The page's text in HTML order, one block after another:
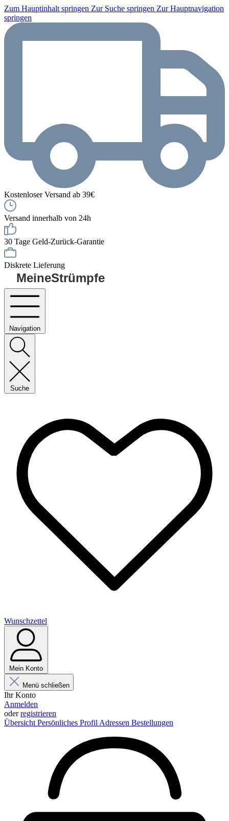
Zum Hauptinhalt springen Zur Suche springen Zur Hauptnavigation
springen
Kostenloser Versand ab 39€
Versand innerhalb von 24h
30 Tage Geld-Zurück-Garantie
Diskrete Lieferung
MeineStrümpfe
Navigation
Suche
Wunschzettel
Mein Konto
Menü schließen
Ihr Konto
Anmelden
oderregistrieren
Übersicht Persönliches Profil Adressen Bestellungen